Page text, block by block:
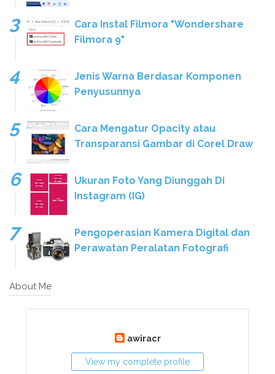
Cara Instal Filmora "Wondershare
Filmora 9"
Jenis Warna Berdasar Komponen
Penyusunnya
Cara Mengatur Opacity atau
Transparansi Gambar di Corel Draw
Ukuran Foto Yang Diunggah Di
Instagram (IG)
Pengoperasian Kamera Digital dan
Perawatan Peralatan Fotografi
About Me
awiracr
View my complete profile